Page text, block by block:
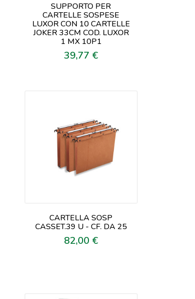
SUPPORTO PER
CARTELLE SOSPESE
LUXOR CON 10 CARTELLE
JOKER 33CM COD. LUXOR
1 MX 10P1
Prezzo
39,77 €
CARTELLA SOSP
CASSET.39 U - CF. DA 25
Prezzo
82,00 €